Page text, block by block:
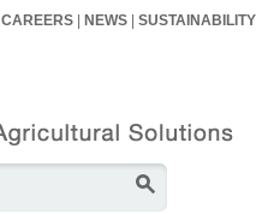
CAREERS NEWS SUSTAINABILITY